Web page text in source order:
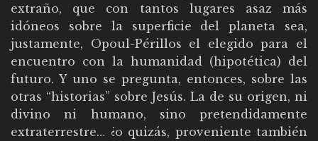
extraño, que con tantos lugares asaz más
idóneos sobre la superficie del planeta sea,
justamente, Opoul-Périllos el elegido para el
encuentro con la humanidad (hipotética) del
futuro. Y uno se pregunta, entonces, sobre las
otras “historias” sobre Jesús. La de su origen, ni
divino ni humano, sino pretendidamente
extraterrestre… ¿o quizás, proveniente también